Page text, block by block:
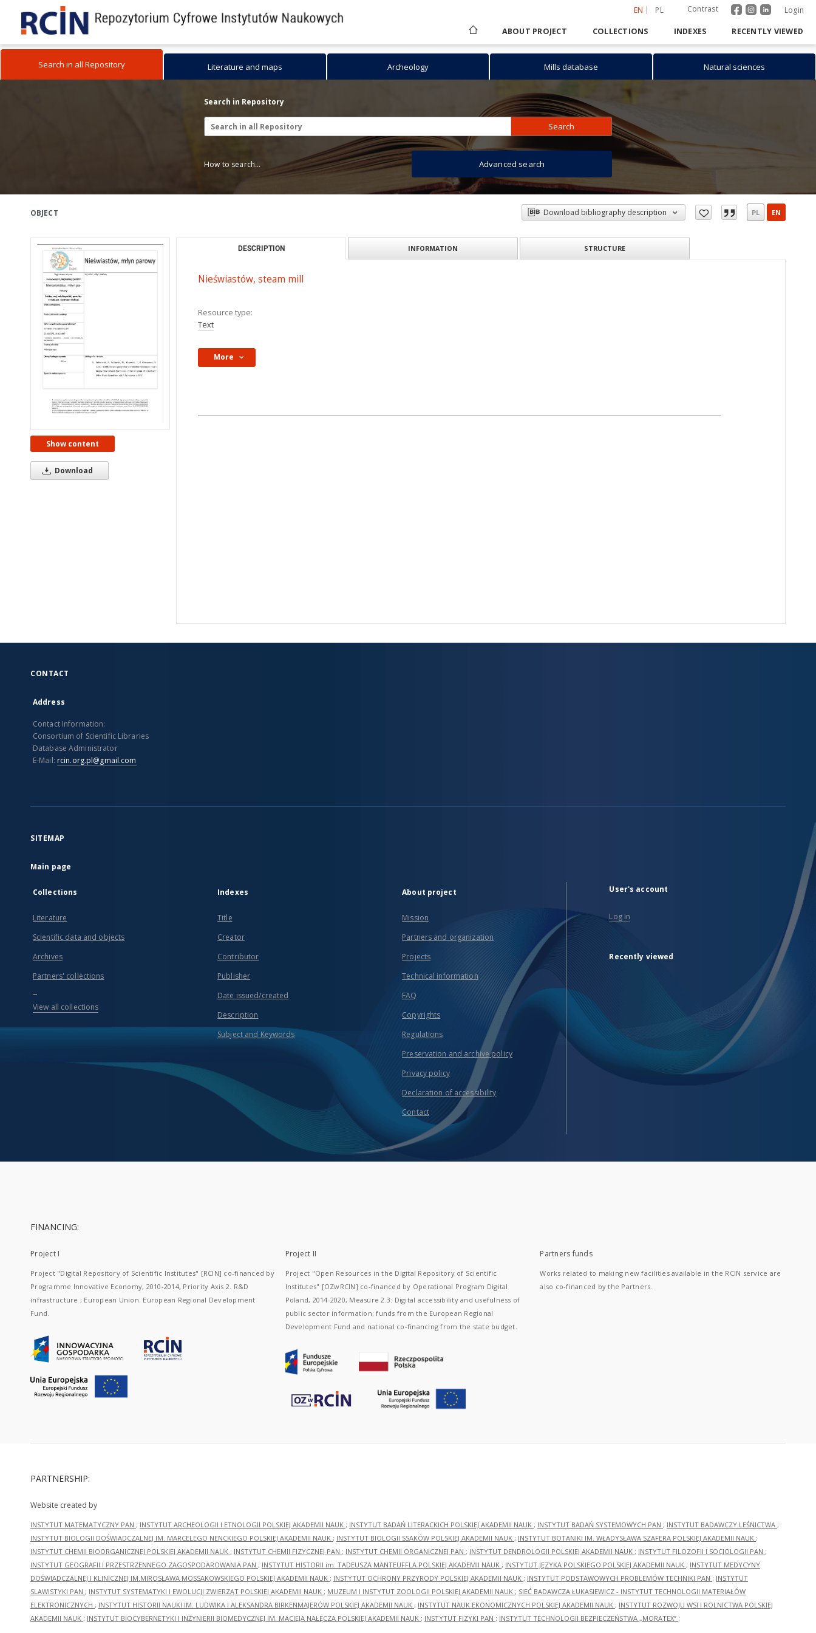
EN PL Contrast Login
ABOUT PROJECT COLLECTIONS INDEXES RECENTLY VIEWED
Search in all Repository Literature and maps Archeology Mills database Natural sciences
Search in Repository
Search
How to search... Advanced search
OBJECT Download bibliography description PL EN
Show content
Download
DESCRIPTION INFORMATION STRUCTURE
Nieświastów, steam mill
Resource type:
Text
More
CONTACT
Address
Contact Information:
Consortium of Scientific Libraries
Database Administrator
E-Mail: rcin.org.pl@gmail.com
SITEMAP
Main page
Collections
Literature
Scientific data and objects
Archives
Partners' collections
...
View all collections
Indexes
Title
Creator
Contributor
Publisher
Date issued/created
Description
Subject and Keywords
About project
Mission
Partners and organization
Projects
Technical information
FAQ
Copyrights
Regulations
Preservation and archive policy
Privacy policy
Declaration of accessibility
Contact
User's account
Log in
Recently viewed
FINANCING:
Project I
Project "Digital Repository of Scientific Institutes" [RCIN] co-financed by
Programme Innovative Economy, 2010-2014, Priority Axis 2. R&D
infrastructure ; European Union. European Regional Development
Fund.
Project II
Project "Open Resources in the Digital Repository of Scientific
Institutes" [OZwRCIN] co-financed by Operational Program Digital
Poland, 2014-2020, Measure 2.3: Digital accessibility and usefulness of
public sector information; funds from the European Regional
Development Fund and national co-financing from the state budget.
Partners funds
Works related to making new facilities available in the RCIN service are
also co-financed by the Partners.
PARTNERSHIP:
Website created by
INSTYTUT MATEMATYCZNY PAN ; INSTYTUT ARCHEOLOGII I ETNOLOGII POLSKIEJ AKADEMII NAUK ; INSTYTUT BADAŃ LITERACKICH POLSKIEJ AKADEMII NAUK ; INSTYTUT BADAŃ SYSTEMOWYCH PAN ; INSTYTUT BADAWCZY LEŚNICTWA ;
INSTYTUT BIOLOGII DOŚWIADCZALNEJ IM. MARCELEGO NENCKIEGO POLSKIEJ AKADEMII NAUK ; INSTYTUT BIOLOGII SSAKÓW POLSKIEJ AKADEMII NAUK ; INSTYTUT BOTANIKI IM. WŁADYSŁAWA SZAFERA POLSKIEJ AKADEMII NAUK ;
INSTYTUT CHEMII BIOORGANICZNEJ POLSKIEJ AKADEMII NAUK ; INSTYTUT CHEMII FIZYCZNEJ PAN ; INSTYTUT CHEMII ORGANICZNEJ PAN ; INSTYTUT DENDROLOGII POLSKIEJ AKADEMII NAUK ; INSTYTUT FILOZOFII I SOCJOLOGII PAN ;
INSTYTUT GEOGRAFII I PRZESTRZENNEGO ZAGOSPODAROWANIA PAN ; INSTYTUT HISTORII im. TADEUSZA MANTEUFFLA POLSKIEJ AKADEMII NAUK ; INSTYTUT JĘZYKA POLSKIEGO POLSKIEJ AKADEMII NAUK ; INSTYTUT MEDYCYNY
DOŚWIADCZALNEJ I KLINICZNEJ IM.MIROSŁAWA MOSSAKOWSKIEGO POLSKIEJ AKADEMII NAUK ; INSTYTUT OCHRONY PRZYRODY POLSKIEJ AKADEMII NAUK ; INSTYTUT PODSTAWOWYCH PROBLEMÓW TECHNIKI PAN ; INSTYTUT
SLAWISTYKI PAN ; INSTYTUT SYSTEMATYKI I EWOLUCJI ZWIERZĄT POLSKIEJ AKADEMII NAUK ; MUZEUM I INSTYTUT ZOOLOGII POLSKIEJ AKADEMII NAUK ; SIEĆ BADAWCZA ŁUKASIEWICZ - INSTYTUT TECHNOLOGII MATERIAŁÓW
ELEKTRONICZNYCH ; INSTYTUT HISTORII NAUKI IM. LUDWIKA I ALEKSANDRA BIRKENMAJERÓW POLSKIEJ AKADEMII NAUK ; INSTYTUT NAUK EKONOMICZNYCH POLSKIEJ AKADEMII NAUK ; INSTYTUT ROZWOJU WSI I ROLNICTWA POLSKIEJ
AKADEMII NAUK ; INSTYTUT BIOCYBERNETYKI I INŻYNIERII BIOMEDYCZNEJ IM. MACIEJA NAŁĘCZA POLSKIEJ AKADEMII NAUK ; INSTYTUT FIZYKI PAN ; INSTYTUT TECHNOLOGII BEZPIECZEŃSTWA „MORATEX” ;